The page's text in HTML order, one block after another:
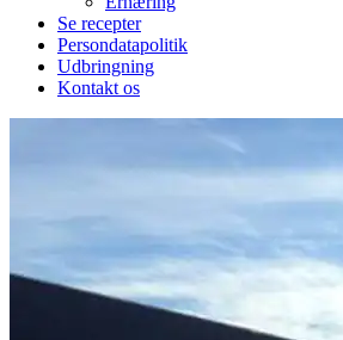
Se recepter
Persondatapolitik
Udbringning
Kontakt os